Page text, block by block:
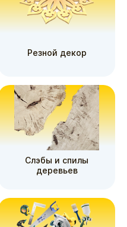
Резной декор
Слэбы и спилы
деревьев